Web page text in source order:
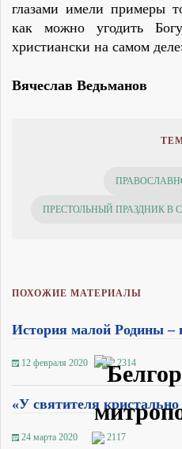
глазами имели примеры
как можно угодить
христиански на самом
Вячеслав Ведьманов
ПРЕСТОЛЬНЫЙ ПРАЗДНИК В
ПОХОЖИЕ МАТЕРИАЛЫ
История малой Родины –
12 февраля 2020 2314
«У святителя
24 марта 2020 2117